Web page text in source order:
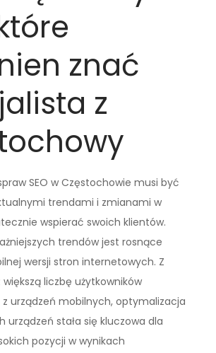
znać
z
SEO w Częstochowie musi być
trendami i zmianami w
wspierać swoich klientów.
trendów jest rosnące
wersji stron internetowych. Z
liczbę użytkowników
urządzeń mobilnych, optymalizacja
stała się kluczowa dla
pozycji w wynikach